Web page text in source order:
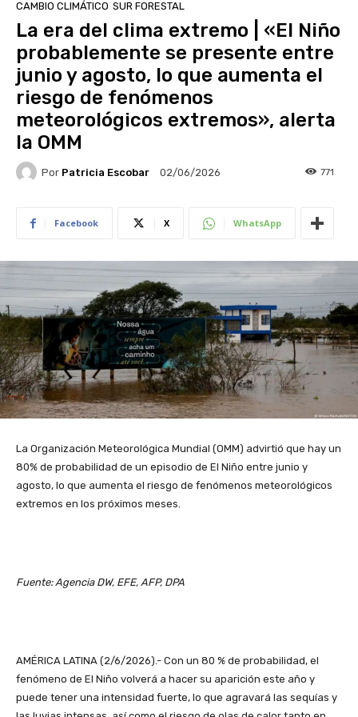
CAMBIO CLIMÁTICO SUR FORESTAL
La era del clima extremo | «El Niño
probablemente se presente entre
junio y agosto, lo que aumenta el
riesgo de fenómenos
meteorológicos extremos», alerta
la OMM
Por Patricia Escobar 02/06/2026 771
Facebook X WhatsApp
La Organización Meteorológica Mundial (OMM) advirtió que hay un
80% de probabilidad de un episodio de El Niño entre junio y
agosto, lo que aumenta el riesgo de fenómenos meteorológicos
extremos en los próximos meses.
Fuente: Agencia DW, EFE, AFP, DPA
AMÉRICA LATINA (2/6/2026).- Con un 80 % de probabilidad, el
fenómeno de El Niño volverá a hacer su aparición este año y
puede tener una intensidad fuerte, lo que agravará las sequías y